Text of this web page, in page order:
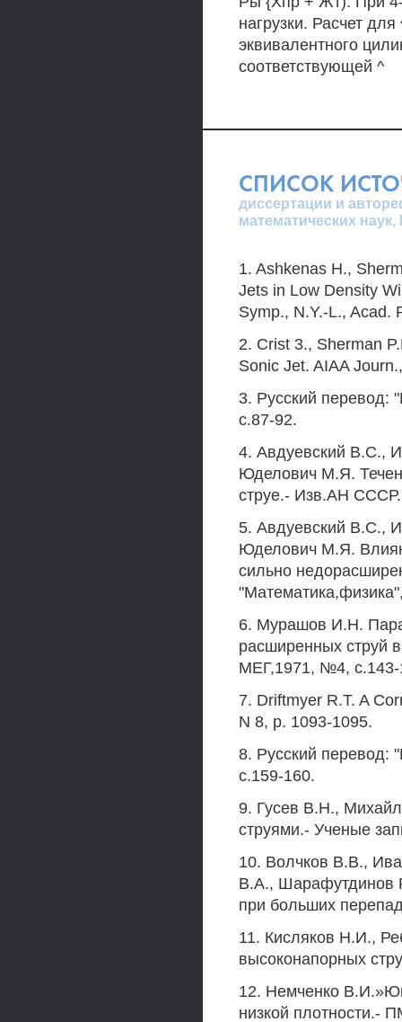
нагрузки. Расчет
эквивалентного
соответствующей ^
СПИСОК
диссертации и
математических
1. Ashkenas Н.,
Jets in Low Density
Symp., N.Y.-L., Acad.
2. Crist 3., Sherman
Sonic Jet. AIAA
3. Русский перевод:
с.87-92.
4. Авдуевский B.C.,
Юделович М.Я.
струе.- Изв.АН
5. Авдуевский B.C.,
Юделович М.Я.
сильно
6. Мурашов И.Н.
расширенных струй
МЕГ,1971, №4, с.143-
7. Driftmyer R.T. A
N 8, p. 1093-1095.
8. Русский перевод:
с.159-160.
9. Гусев В.Н.,
струями.- Ученые
10. Волчков В.В.,
В.А., Шарафутдинов
при больших
11. Кисляков Н.И.,
высоконапорных
12. Немченко
низкой плотности.-